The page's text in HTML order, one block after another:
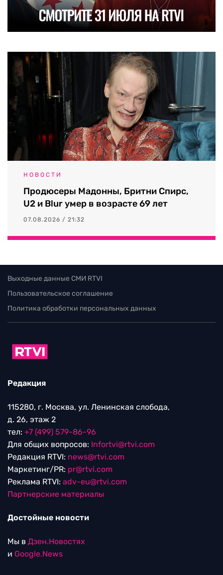
НОВОСТИ
Продюсеры Мадонны, Бритни Спирс,
U2 и Blur умер в возрасте 69 лет
07.08.2026 / 21:32
Выходные данные СМИ RTVI
Пользовательское соглашение
Политика обработки персональных данных
Редакция
115280, г. Москва, ул. Ленинская слобода,
д. 26, этаж 2
тел: +7 (499) 579-86-96
Для общих вопросов: Infortvi@rtvi.com
Редакция RTVI: news@rtvi.com
Маркетинг/PR: pr@rtvi.com
Реклама RTVI: adv-eu@rtvi.com
Партнерские материалы
Достойные новости
Мы в Дзен.Новостях
и Google.News